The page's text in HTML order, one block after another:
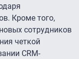
Кроме того,
сотрудников
четкой
CRM-